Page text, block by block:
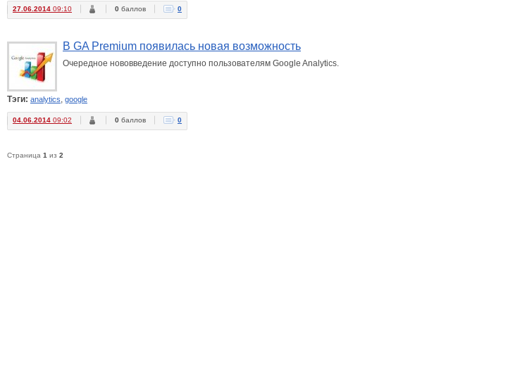
27.06.2014 09:10 0 баллов 0
В GA Premium появилась новая возможность
Очередное нововведение доступно пользователям Google Analytics.
Тэги: analytics, google
04.06.2014 09:02 0 баллов 0
Страница 1 из 2